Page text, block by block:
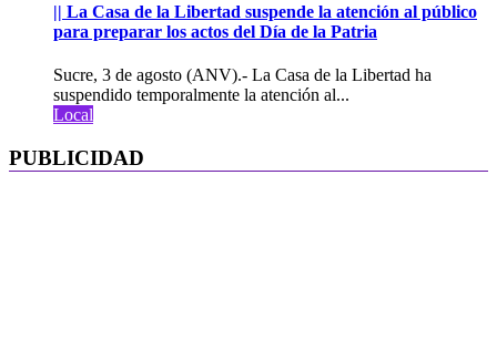
|| La Casa de la Libertad suspende la atención al público
para preparar los actos del Día de la Patria
Sucre, 3 de agosto (ANV).- La Casa de la Libertad ha
suspendido temporalmente la atención al...
Local
PUBLICIDAD